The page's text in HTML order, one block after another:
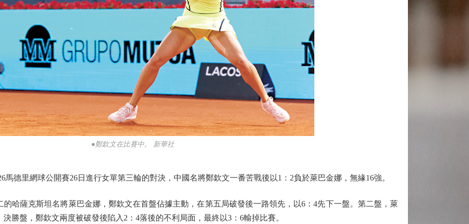
●鄭欽文在比賽中。 新華社
里網球公開賽26日進行女單第三輪的對決，中國名將鄭欽文一番苦戰後以1：2負於萊巴金娜，無緣16強。
薩克斯坦名將萊巴金娜，鄭欽文在首盤佔據主動，在第五局破發後一路領先，以6：4先下一盤。第二盤，萊
勝盤，鄭欽文兩度被破發後陷入2：4落後的不利局面，最終以3：6輸掉比賽。